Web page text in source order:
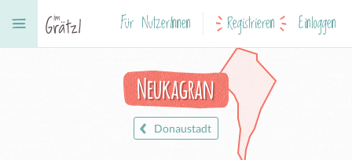
Für NutzerInnen Registrieren Einloggen
Neukagran
Donaustadt